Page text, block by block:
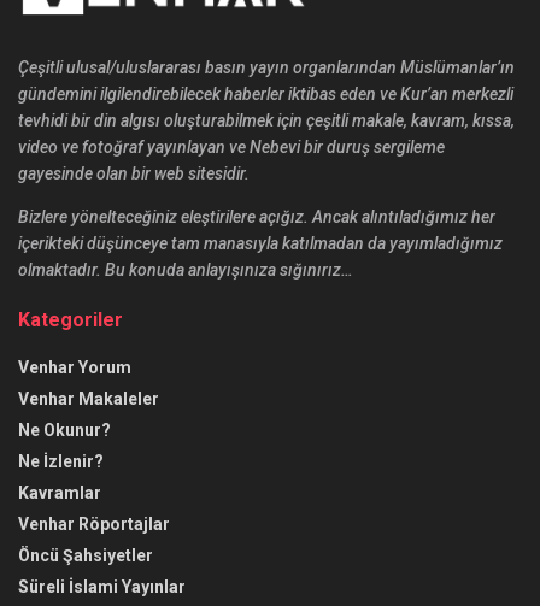
Çeşitli ulusal/uluslararası basın yayın organlarından Müslümanlar’ın
gündemini ilgilendirebilecek haberler iktibas eden ve Kur’an merkezli
tevhidi bir din algısı oluşturabilmek için çeşitli makale, kavram, kıssa,
video ve fotoğraf yayınlayan ve Nebevi bir duruş sergileme
gayesinde olan bir web sitesidir.
Bizlere yönelteceğiniz eleştirilere açığız. Ancak alıntıladığımız her
içerikteki düşünceye tam manasıyla katılmadan da yayımladığımız
olmaktadır. Bu konuda anlayışınıza sığınırız…
Kategoriler
Venhar Yorum
Venhar Makaleler
Ne Okunur?
Ne İzlenir?
Kavramlar
Venhar Röportajlar
Öncü Şahsiyetler
Süreli İslami Yayınlar